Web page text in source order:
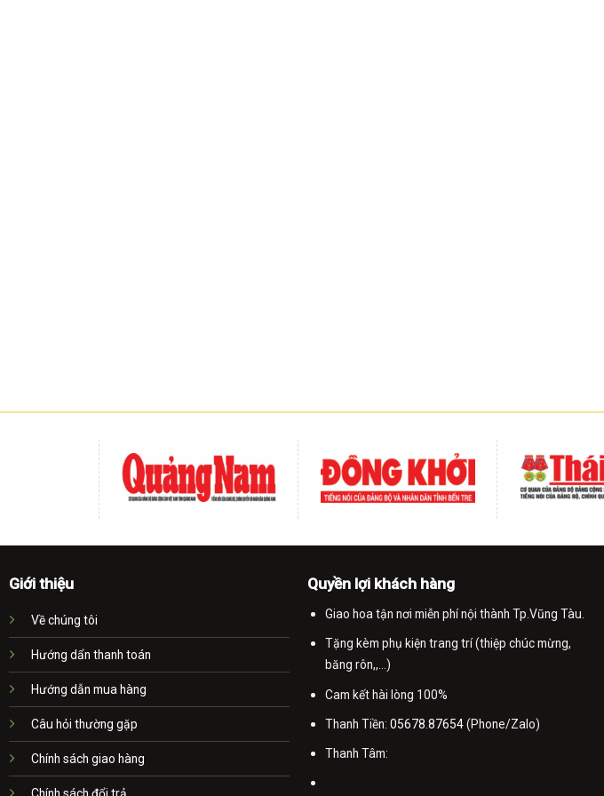
Giới thiệu
Về chúng tôi
Hướng dẩn thanh toán
Hướng dẫn mua hàng
Câu hỏi thường gặp
Chính sách giao hàng
Quyền lợi khách hàng
Giao hoa tận nơi miễn phí nội thành Tp.Vũng Tàu.
Tặng kèm phụ kiện trang trí (thiệp chúc mừng,
băng rôn,,...)
Cam kết hài lòng 100%
Thanh Tiền: 05678.87654(Phone/Zalo)
Thanh Tâm: